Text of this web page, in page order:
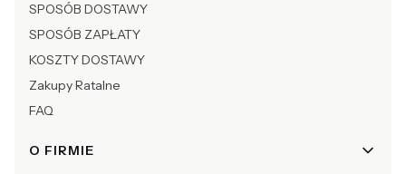
SPOSÓB DOSTAWY
SPOSÓB ZAPŁATY
KOSZTY DOSTAWY
Zakupy Ratalne
FAQ
O FIRMIE